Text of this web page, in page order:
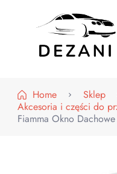
Home
Sklep
Akcesoria i części do
Fiamma Okno Dachowe